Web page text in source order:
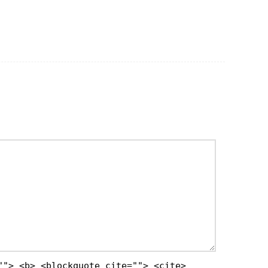
<b> <blockquote cite=""> <cite>